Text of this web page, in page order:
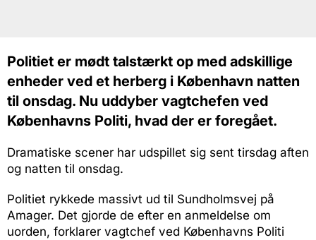
Politiet er mødt talstærkt op med adskillige
enheder ved et herberg i København natten
til onsdag. Nu uddyber vagtchefen ved
Københavns Politi, hvad der er foregået.
Dramatiske scener har udspillet sig sent tirsdag aften
og natten til onsdag.
Politiet rykkede massivt ud til Sundholmsvej på
Amager. Det gjorde de efter en anmeldelse om
uorden, forklarer vagtchef ved Københavns Politi